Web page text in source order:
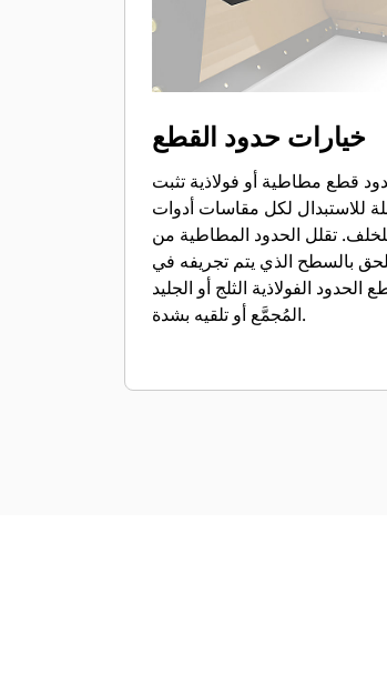
خيارات حدود القطع
قطع مطاطية أو فولاذية تثبت
للاستبدال لكل مقاسات أدوات
السحب للخلف. تقلل الحدود المطاطية من
بالسطح الذي يتم تجريفه في
الحدود الفولاذية الثلج أو الجليد
المُجمَّع أو تلقيه بشدة.